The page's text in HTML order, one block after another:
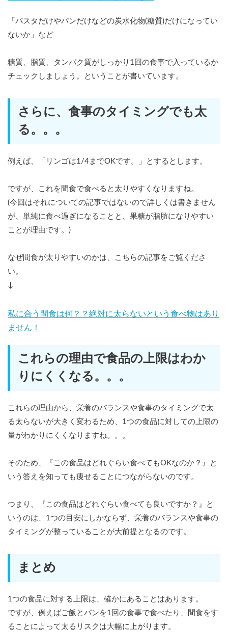
「パスタだけやパンだけなどの炭水化物(糖質)だけになってい
ないか」など
糖質、脂質、タンパク質がしっかり1回の食事で入っているか
チェックしましょう。ということが書いています。
さらに、食事のタイミングでも太
る。。。
例えば、「リンゴは1/4までOKです。」とするとします。
ですが、これを間食で食べると太りやすくなりますね。
(今回はそれについての記事ではないので詳しくは書きません
が、単純に食べ過ぎになることと、果糖が脂肪になりやすい
ことが理由です。)
なぜ間食が太りやすいのかは、こちらの記事をご覧くださ
い。
↓
私に合う間食は何？？絶対に太らないという食べ物はあり
ません！
これらの理由で食品の上限はわか
りにくくなる。。。
これらの理由から、栄養のバランスや食事のタイミングで太
る太らないが大きく変わるため、1つの食品に対しての上限の
量がわかりにくくなりますね。。。
そのため、『この食品はどれぐらい食べてもOKなのか？』と
いう答えを知っても痩せることにつながらないのです。
つまり、『この食品はどれぐらい食べても良いですか？』と
いうのは、1つの目安にしかならず、栄養のバランスや食事の
タイミングが整っていることが大前提となるのです。
まとめ
1つの食品に対する上限は、確かにあることはあります。
ですが、例えばご飯とパンを1回の食事で食べたり、間食をす
ることによって太るリスクは大幅に上がります。